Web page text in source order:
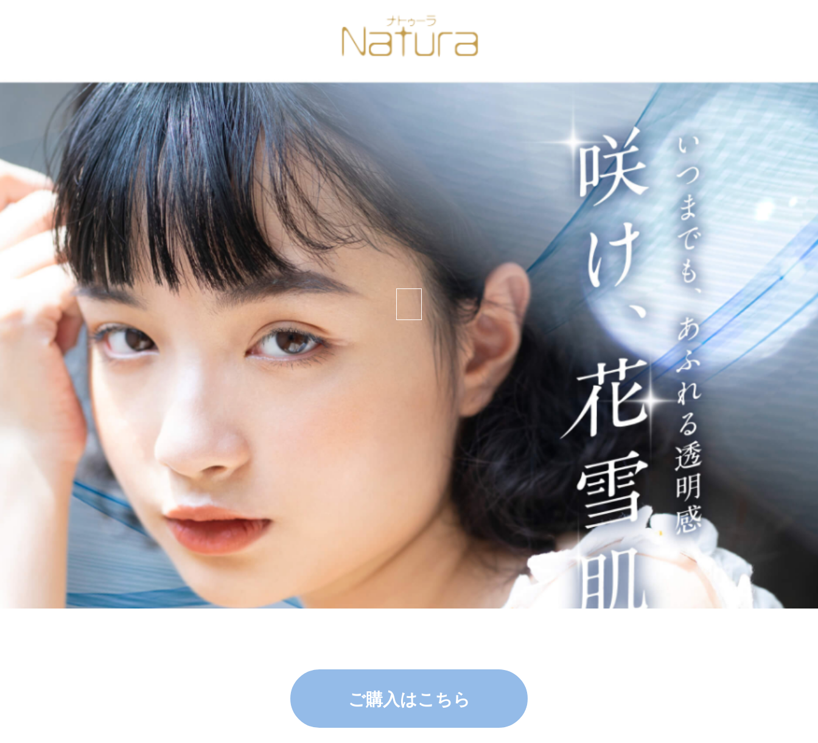
ご購入はこちら